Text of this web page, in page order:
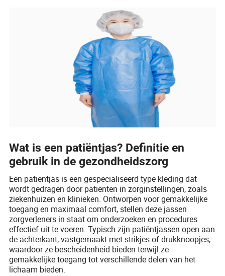
Wat is een patiëntjas? Definitie en
gebruik in de gezondheidszorg
Een patiëntjas is een gespecialiseerd type kleding dat
wordt gedragen door patiënten in zorginstellingen, zoals
ziekenhuizen en klinieken. Ontworpen voor gemakkelijke
toegang en maximaal comfort, stellen deze jassen
zorgverleners in staat om onderzoeken en procedures
effectief uit te voeren. Typisch zijn patiëntjassen open aan
de achterkant, vastgemaakt met strikjes of drukknoopjes,
waardoor ze bescheidenheid bieden terwijl ze
gemakkelijke toegang tot verschillende delen van het
lichaam bieden.